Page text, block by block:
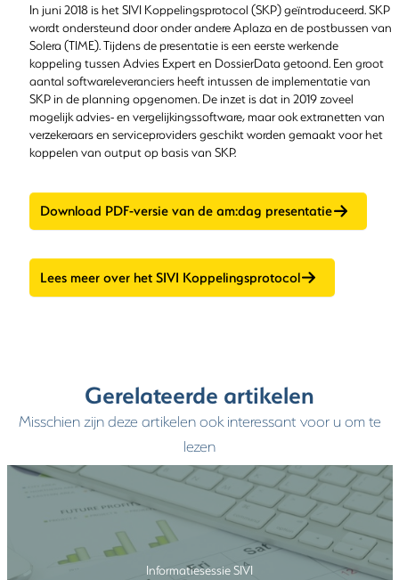
In juni 2018 is het SIVI Koppelingsprotocol (SKP) geïntroduceerd. SKP
wordt ondersteund door onder andere Aplaza en de postbussen van
Solera (TIME). Tijdens de presentatie is een eerste werkende
koppeling tussen Advies Expert en DossierData getoond. Een groot
aantal softwareleveranciers heeft intussen de implementatie van
SKP in de planning opgenomen. De inzet is dat in 2019 zoveel
mogelijk advies- en vergelijkingssoftware, maar ook extranetten van
verzekeraars en serviceproviders geschikt worden gemaakt voor het
koppelen van output op basis van SKP.
Download PDF-versie van de am:dag presentatie
Lees meer over het SIVI Koppelingsprotocol
Gerelateerde artikelen
Misschien zijn deze artikelen ook interessant voor u om te
lezen
Informatiesessie SIVI